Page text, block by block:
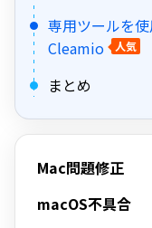
専用ツールを
Cleamio
人気
まとめ
Mac問題修正
macOS不具合